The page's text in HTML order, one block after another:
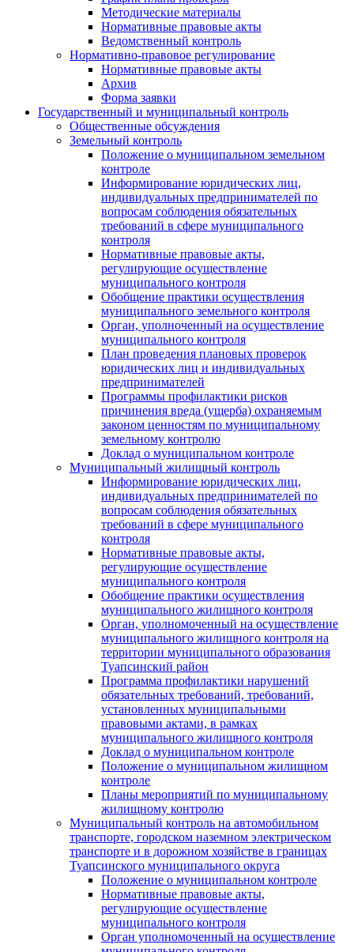
Методические материалы
Нормативные правовые акты
Ведомственный контроль
Нормативно-правовое регулирование
Нормативные правовые акты
Архив
Форма заявки
Государственный и муниципальный контроль
Общественные обсуждения
Земельный контроль
Положение о муниципальном земельном
контроле
Информирование юридических лиц,
индивидуальных предпринимателей по
вопросам соблюдения обязательных
требований в сфере муниципального
контроля
Нормативные правовые акты,
регулирующие осуществление
муниципального контроля
Обобщение практики осуществления
муниципального земельного контроля
Орган, уполноченный на осуществление
муниципального контроля
План проведения плановых проверок
юридических лиц и индивидуальных
предпринимателей
Программы профилактики рисков
причинения вреда (ущерба) охраняемым
законом ценностям по муниципальному
земельному контролю
Доклад о муниципальном контроле
Муниципальный жилищный контроль
Информирование юридических лиц,
индивидуальных предпринимателей по
вопросам соблюдения обязательных
требований в сфере муниципального
контроля
Нормативные правовые акты,
регулирующие осуществление
муниципального контроля
Обобщение практики осуществления
муниципального жилищного контроля
Орган, уполномоченный на осуществление
муниципального жилищного контроля на
территории муниципального образования
Туапсинский район
Программа профилактики нарушений
обязательных требований, требований,
установленных муниципальными
правовыми актами, в рамках
муниципального жилищного контроля
Доклад о муниципальном контроле
Положение о муниципальном жилищном
контроле
Планы мероприятий по муниципальному
жилищному контролю
Муниципальный контроль на автомобильном
транспорте, городском наземном электрическом
транспорте и в дорожном хозяйстве в границах
Туапсинского муниципального округа
Положение о муниципальном контроле
Нормативные правовые акты,
регулирующие осуществление
муниципального контроля
Орган уполномоченный на осуществление